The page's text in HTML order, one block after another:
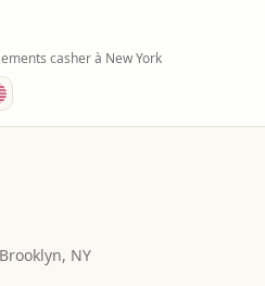
casher à New York
Brooklyn, NY